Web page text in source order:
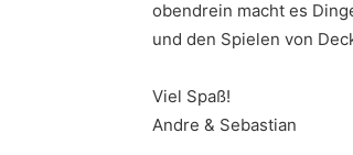
obendrein macht es
und den Spielen von
Viel Spaß!
Andre & Sebastian